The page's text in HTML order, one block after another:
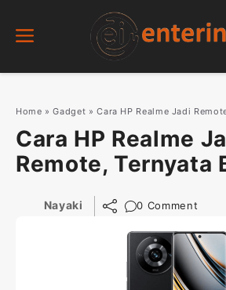
Menu
Home »Gadget »Cara HP Realme Jadi
Cara HP Realme
Remote, Ternyata
Nayaki 0 Comment